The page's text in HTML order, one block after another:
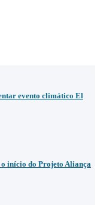
evento climático El
início do Projeto Aliança